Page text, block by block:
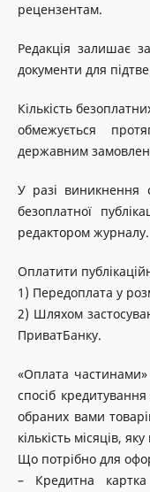
рецензентам.
Редакція залишає
документи для
Кількість
обмежується
державним
У разі виникнення
безоплатної
редактором журналу.
Оплатити
1) Передоплата у
2) Шляхом
ПриватБанку.
«Оплата
спосіб
обраних вами
кількість місяців,
Що потрібно для
– Кредитна картка